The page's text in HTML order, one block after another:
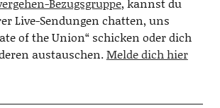
Bezugsgruppe, kannst du
Live-Sendungen chatten, uns
of the Union“ schicken oder dich
austauschen.Melde dich hier